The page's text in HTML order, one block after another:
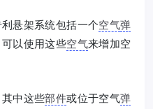
悬架系统包括一个空气弹
以使用这些空气来增加空
中这些部件或位于空气弹